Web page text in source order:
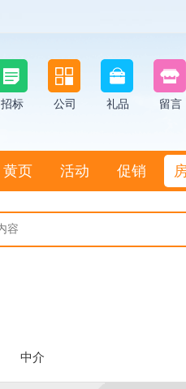
招标 公司 礼品 留言
黄页 活动 促销
中介